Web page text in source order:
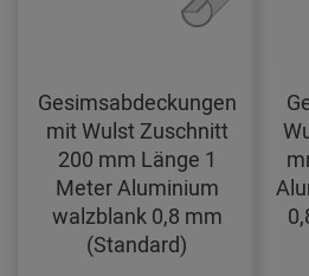
Gesimsabdeckungen
mit Wulst Zuschnitt
200 mm Länge 1
Meter Aluminium
walzblank 0,8 mm
(Standard)